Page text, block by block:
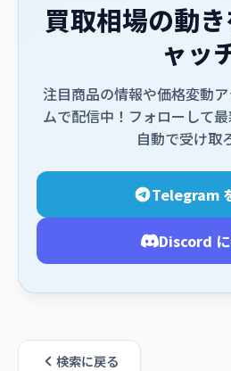
買取相場の動
ャッ
注目商品の情報や価格変動
ムで配信中！フォローして
自動で受け取
Telegram
Discord
検索に戻る